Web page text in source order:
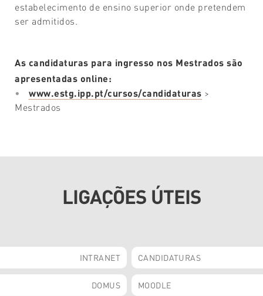
estabelecimento de ensino superior onde pretendem
ser admitidos.
As candidaturas para ingresso nos Mestrados são
apresentadas online:
www.estg.ipp.pt/cursos/candidaturas >
Mestrados
LIGAÇÕES ÚTEIS
INTRANET CANDIDATURAS
DOMUS MOODLE